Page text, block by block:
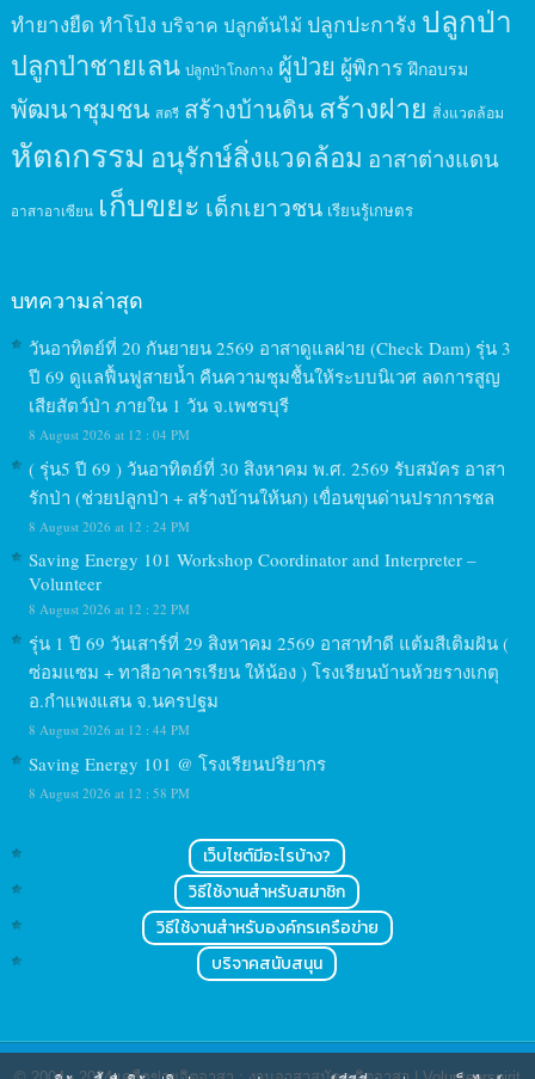
ทำยางยืด ทำโป่ง บริจาค ปลูกต้นไม้ ปลูกปะการัง ปลูกป่า
ปลูกป่าชายเลน ปลูกป่าโกงกาง ผู้ป่วย ผู้พิการ ฝึกอบรม
พัฒนาชุมชน สตรี สร้างบ้านดินสร้างฝาย สิ่งแวดล้อม
หัตถกรรม อนุรักษ์สิ่งแวดล้อม อาสาต่างแดน
อาสาอาเซียน เก็บขยะ เด็กเยาวชน เรียนรู้เกษตร
บทความล่าสุด
วันอาทิตย์ที่ 20 กันยายน 2569 อาสาดูแลฝาย (Check Dam) รุ่น 3
ปี 69 ดูแลฟื้นฟูสายน้ำ คืนความชุมชื้นให้ระบบนิเวศ ลดการสูญ
เสียสัตว์ป่า ภายใน 1 วัน จ.เพชรบุรี
8 August 2026 at 12 : 04 PM
( รุ่น5 ปี 69 ) วันอาทิตย์ที่ 30 สิงหาคม พ.ศ. 2569 รับสมัคร อาสา
รักป่า (ช่วยปลูกป่า + สร้างบ้านให้นก) เขื่อนขุนด่านปราการชล
8 August 2026 at 12 : 24 PM
Saving Energy 101 Workshop Coordinator and Interpreter –
Volunteer
8 August 2026 at 12 : 22 PM
รุ่น 1 ปี 69 วันเสาร์ที่ 29 สิงหาคม 2569 อาสาทำดี แต้มสีเติมฝัน (
ซ่อมแซม + ทาสีอาคารเรียน ให้น้อง ) โรงเรียนบ้านห้วยรางเกตุ
อ.กำแพงแสน จ.นครปฐม
8 August 2026 at 12 : 44 PM
Saving Energy 101 @ โรงเรียนปริยากร
8 August 2026 at 12 : 58 PM
เว็บไซต์มีอะไรบ้าง?
วิธีใช้งานสำหรับสมาชิก
วิธีใช้งานสำหรับองค์กรเครือข่าย
บริจาคสนับสนุน